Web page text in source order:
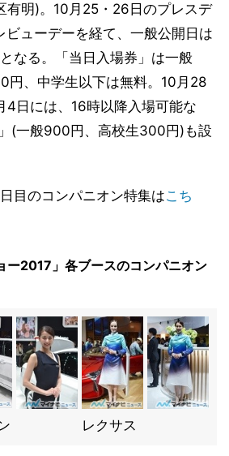
有明)。10月25・26日のプレスデ
ビューデーを経て、一般公開日は
なる。「当日入場券」は一般
円、中学生以下は無料。10月28
4日には、16時以降入場可能な
(一般900円、高校生300円)も設
目のコンパニオン特集はこち
ー2017」各ブースのコンパニオン
レクサス